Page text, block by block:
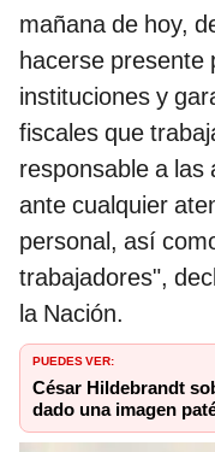
mañana de hoy,
hacerse presente
instituciones y
fiscales que
responsable a
ante cualquier
personal, así
trabajadores",
la Nación.
PUEDES VER:
César Hildebrandt
dado una imagen